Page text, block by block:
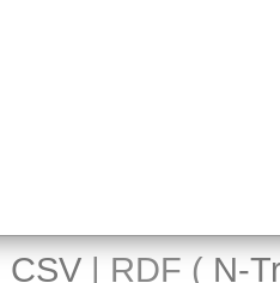
CSV| RDF ( N-